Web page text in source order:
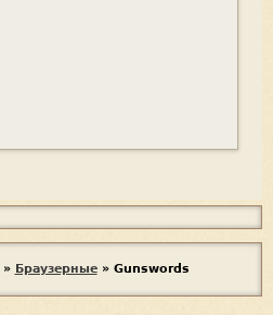
» Браузерные » Gunswords